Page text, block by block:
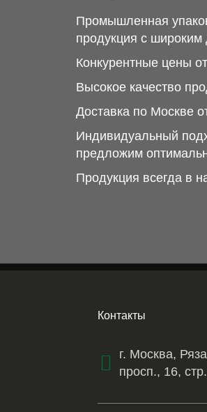
Промышленная
продукция с широким
Конкурентные цены
Высокое качество
Доставка по Москве
Индивидуальный
предложим
Продукция всегда в
Контакты
г. Москва,
просп., 16,